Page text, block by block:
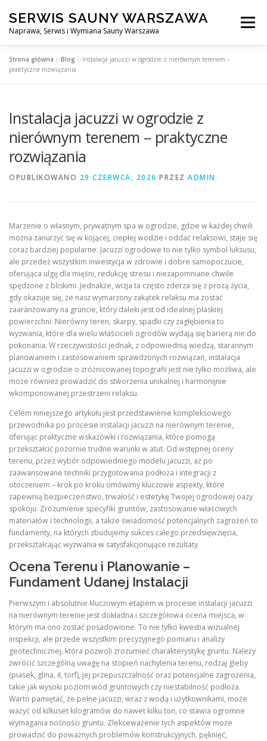
treści
SERWIS SAUNY WARSZAWA
Naprawa, Serwis i Wymiana Sauny Warszawa
Menu
SERWIS DO SAUNY WARSZAWA
Strona główna »Blog »Instalacja jacuzzi w ogrodzie z nierównym terenem –
praktyczne rozwiązania
Instalacja jacuzzi w ogrodzie z
nierównym terenem – praktyczne
rozwiązania
OPUBLIKOWANO 29 CZERWCA, 2026 PRZEZ ADMIN
Marzenie o własnym, prywatnym spa w ogrodzie, gdzie w każdej chwili
można zanurzyć się w kojącej, ciepłej wodzie i oddać relaksowi, staje się
coraz bardziej popularne. Jacuzzi ogrodowe to nie tylko symbol luksusu,
ale przedeż wszystkim inwestycja w zdrowie i dobre samopoczucie,
oferująca ulgę dla mięśni, redukcję stresu i niezapomniane chwile
spędzone z bliskimi. Jednakże, wizja ta często zderza się z prozą życia,
gdy okazuje się, że nasz wymarzony zakątek relaksu ma zostać
zaaranżowany na gruncie, który daleki jest od idealnej płaskiej
powierzchni. Nierówny teren, skarpy, spadki czy zagłębienia to
wyzwania, które dla wielu właścicieli ogrodów wydają się barierą nie do
pokonania. W rzeczywistości jednak, z odpowiednią wiedzą, starannym
planowaniem i zastosowaniem sprawdzonych rozwiązań, instalacja
jacuzzi w ogrodzie o zróżnicowanej topografii jest nie tylko możliwa, ale
może również prowadzić do stworzenia unikalnej i harmonijnie
wkomponowanej przestrzeni relaksu.
Celem niniejszego artykułu jest przedstawienie kompleksowego
przewodnika po procesie instalacji jacuzzi na nierównym terenie,
oferując praktyczne wskazówki i rozwiązania, które pomogą
przekształcić pozornie trudne warunki w atut. Od wstępnej oceny
terenu, przez wybór odpowiedniego modelu jacuzzi, aż po
zaawansowane techniki przygotowania podłoża i integracji z
otoczeniem – krok po kroku omówimy kluczowe aspekty, które
zapewnią bezpieczeństwo, trwałość i estetykę Twojej ogrodowej oazy
spokoju. Zrozumienie specyfiki gruntów, zastosowanie właściwych
materiałów i technologii, a także świadomość potencjalnych zagrożeń to
fundamenty, na których zbudujemy sukces całego przedsięwzięcia,
przekształcając wyzwania w satysfakcjonujące rezultaty.
Ocena Terenu i Planowanie –
Fundament Udanej Instalacji
Pierwszym i absolutnie kluczowym etapem w procesie instalacji jacuzzi
na nierównym terenie jest dokładna i szczegółowa ocena miejsca, w
którym ma ono zostać posadowione. To nie tylko kwestia wizualnej
inspekcji, ale przede wszystkim precyzyjnego pomiaru i analizy
geotechnicznej, która pozwoli zrozumieć charakterystykę gruntu. Należy
zwrócić szczególną uwagę na stopień nachylenia terenu, rodzaj gleby
(piasek, glina, ił, torf), jej przepuszczalność oraz potencjalne zagrożenia,
takie jak wysoki poziom wód gruntowych czy niestabilność podłoża.
Warto pamiętać, że pełne jacuzzi, wraz z wodą i użytkownikami, może
ważyć od kilkuset kilogramów do nawet kilku ton, co stawia ogromne
wymagania nośności gruntu. Zlekceważenie tych aspektów może
prowadzić do poważnych problemów konstrukcyjnych, pęknięć,